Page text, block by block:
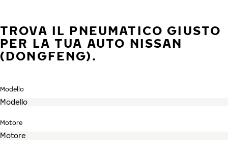
TROVA IL PNEUMATICO GIUSTO
PER LA TUA AUTO NISSAN
(DONGFENG).
Modello
Motore